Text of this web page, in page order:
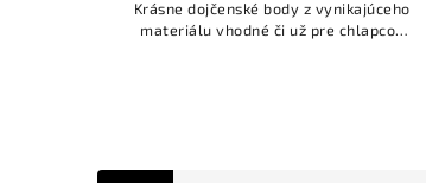
Krásne dojčenské body z vynikajúceho
materiálu vhodné či už pre chlapcov